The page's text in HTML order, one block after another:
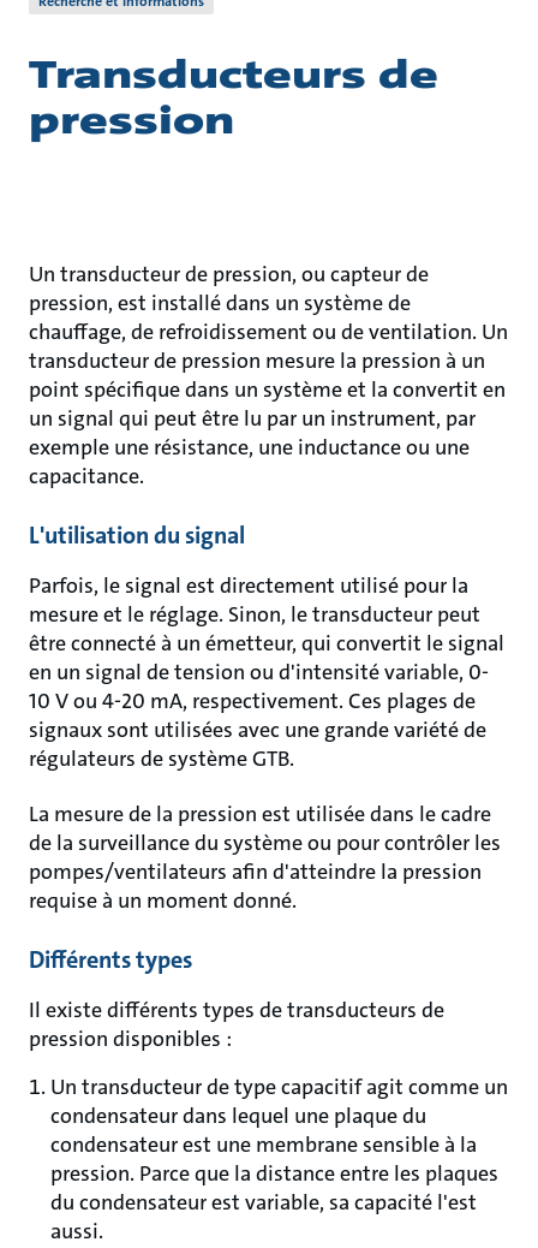
Transducteurs de
pression
Un transducteur de pression, ou capteur de
pression, est installé dans un système de
chauffage, de refroidissement ou de ventilation. Un
transducteur de pression mesure la pression à un
point spécifique dans un système et la convertit en
un signal qui peut être lu par un instrument, par
exemple une résistance, une inductance ou une
capacitance.
L'utilisation du signal
Parfois, le signal est directement utilisé pour la
mesure et le réglage. Sinon, le transducteur peut
être connecté à un émetteur, qui convertit le signal
en un signal de tension ou d'intensité variable, 0-
10 V ou 4-20 mA, respectivement. Ces plages de
signaux sont utilisées avec une grande variété de
régulateurs de système GTB.
La mesure de la pression est utilisée dans le cadre
de la surveillance du système ou pour contrôler les
pompes/ventilateurs afin d'atteindre la pression
requise à un moment donné.
Différents types
Il existe différents types de transducteurs de
pression disponibles :
Un transducteur de type capacitif agit comme un
condensateur dans lequel une plaque du
condensateur est une membrane sensible à la
pression. Parce que la distance entre les plaques
du condensateur est variable, sa capacité l'est
aussi.